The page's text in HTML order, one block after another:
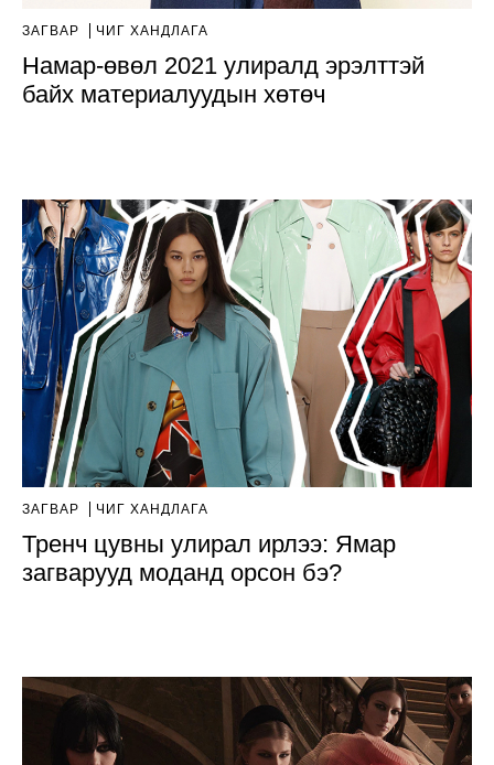
ЗАГВАР ЧИГ ХАНДЛАГА
Намар-өвөл 2021 улиралд эрэлттэй
байх материалуудын хөтөч
ЗАГВАР ЧИГ ХАНДЛАГА
Тренч цувны улирал ирлээ: Ямар
загварууд моданд орсон бэ?